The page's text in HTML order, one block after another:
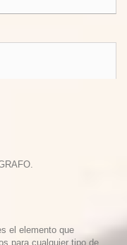
el elemento que
para cualquier tipo de